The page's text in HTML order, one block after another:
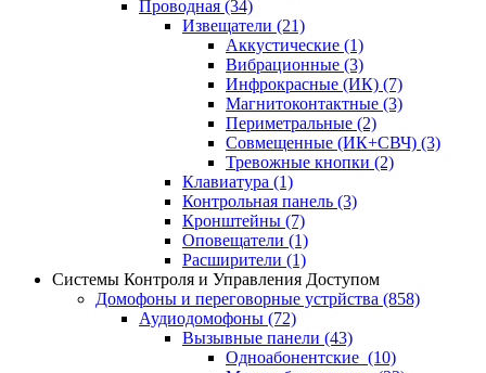
Проводная (34)
Извещатели (21)
Аккустические (1)
Вибрационные (3)
Инфрокрасные (ИК) (7)
Магнитоконтактные (3)
Периметральные (2)
Совмещенные (ИК+СВЧ) (3)
Тревожные кнопки (2)
Клавиатура (1)
Контрольная панель (3)
Кронштейны (7)
Оповещатели (1)
Расширители (1)
Системы Контроля и Управления Доступом
Домофоны и переговорные устрйства (858)
Аудиодомофоны (72)
Вызывные панели (43)
Одноабонентские (10)